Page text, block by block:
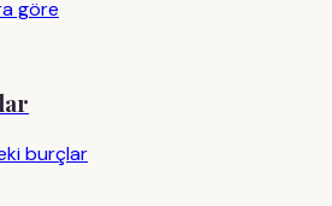
göre
burçlar